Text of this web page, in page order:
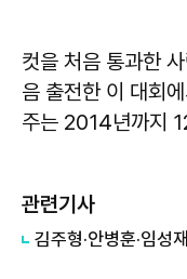
컷을 처음 통과한
음 출전한 이 대회
주는 2014년까지
관련기사
김주형·안병훈·임성